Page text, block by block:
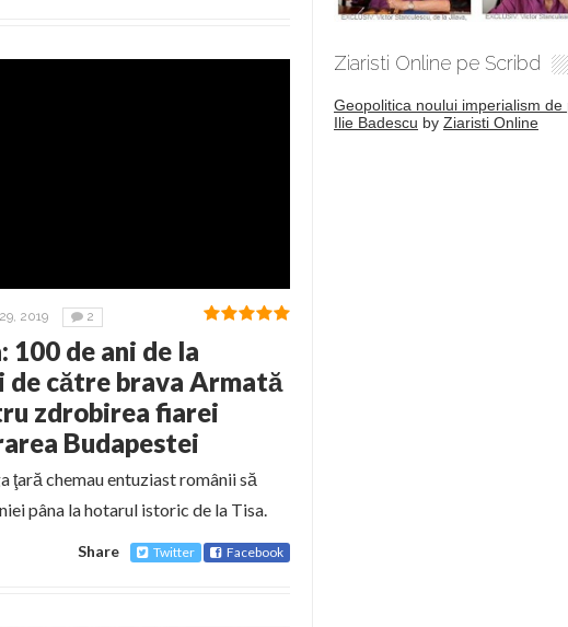
2019 2
100 de ani de la
de către brava Armată
zdrobirea fiarei
Budapestei
ţară chemau entuziast românii să
pâna la hotarul istoric de la Tisa.
Share Twitter Facebook
Ziaristi Online pe Scribd
Geopolitica noului imperialism de
Ilie Badescu by Ziaristi Online